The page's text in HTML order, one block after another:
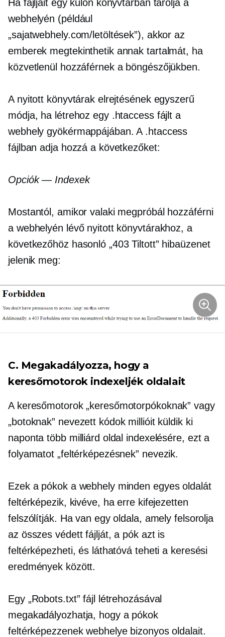
Ha fájljait egy külön könyvtárban tárolja a
webhelyén (például
„sajatwebhely.com/letöltések”), akkor az
emberek megtekinthetik annak tartalmát, ha
közvetlenül hozzáférnek a böngészőjükben.
A nyitott könyvtárak elrejtésének egyszerű
módja, ha létrehoz egy .htaccess fájlt a
webhely gyökérmappájában. A .htaccess
fájlban adja hozzá a következőket:
Opciók — Indexek
Mostantól, amikor valaki megpróbál hozzáférni
a webhelyén lévő nyitott könyvtárakhoz, a
következőhöz hasonló „403 Tiltott” hibaüzenet
jelenik meg:
C. Megakadályozza, hogy a
keresőmotorok indexeljék oldalait
A keresőmotorok „keresőmotorpókoknak” vagy
„botoknak” nevezett kódok millióit küldik ki
naponta több milliárd oldal indexelésére, ezt a
folyamatot „feltérképezésnek” nevezik.
Ezek a pókok a webhely minden egyes oldalát
feltérképezik, kivéve, ha erre kifejezetten
felszólítják. Ha van egy oldala, amely felsorolja
az összes védett fájlját, a pók azt is
feltérképezheti, és láthatóvá teheti a keresési
eredmények között.
Egy „Robots.txt” fájl létrehozásával
megakadályozhatja, hogy a pókok
feltérképezzenek webhelye bizonyos oldalait.